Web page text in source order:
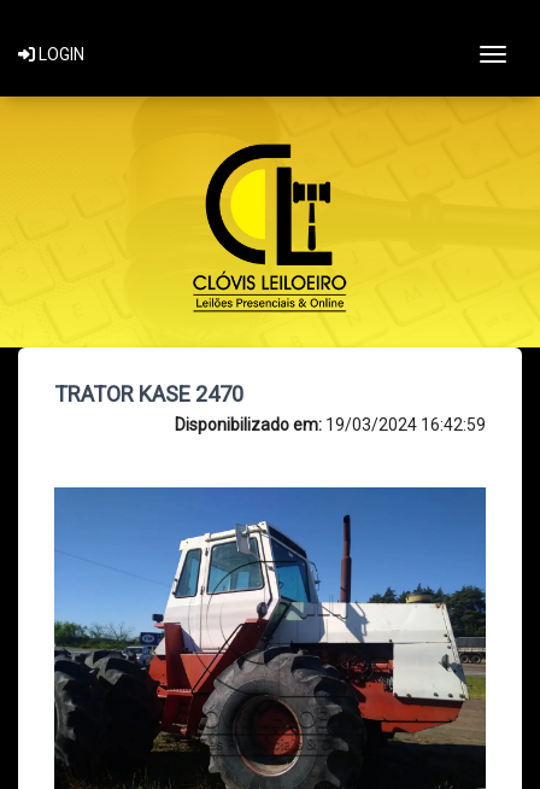
LOGIN
TRATOR KASE 2470
Disponibilizado em: 19/03/2024 16:42:59